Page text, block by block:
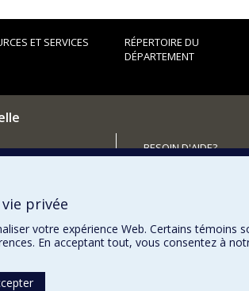
ET SERVICES
RÉPERTOIRE DU
DÉPARTEMENT
BESOIN D'AIDE?
privée
votre expérience Web. Certains
En acceptant tout, vous consentez à